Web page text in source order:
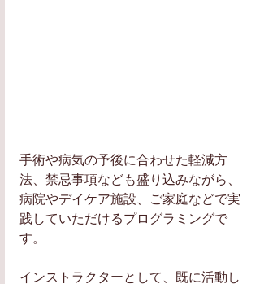
手術や病気の予後に合わせた軽減方
法、禁忌事項なども盛り込みながら、
病院やデイケア施設、ご家庭などで実
践していただけるプログラミングで
す。
インストラクターとして、既に活動し